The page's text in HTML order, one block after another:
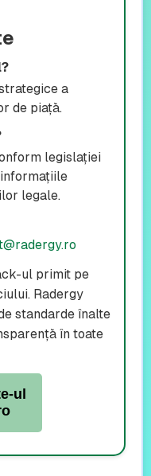
a
de piață.
legislației
legale.
ul primit pe
Radergy
standarde înalte
în toate
ul